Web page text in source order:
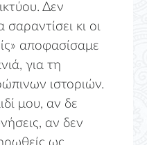
Δεν
κι οι
αποφασίσαμε
για τη
ιστοριών.
μου, αν δε
αν δεν